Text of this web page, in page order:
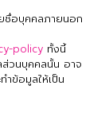
ชื่อบุคคลภายนอก
policy ทั้งนี้
ส่วนบุคคลนั้น อาจ
ำข้อมูลให้เป็น